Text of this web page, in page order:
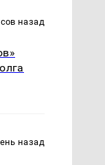
назад
назад